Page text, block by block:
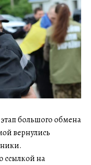
большого обмена
вернулись
ссылкой на